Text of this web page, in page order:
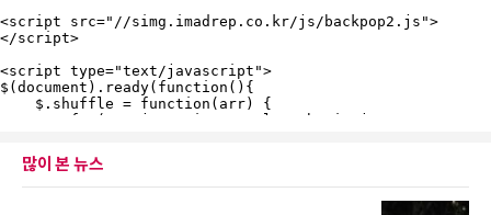
많이 본 뉴스